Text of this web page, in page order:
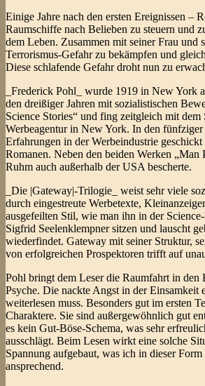
Einige Jahre nach den ersten Ereignissen –
Raumschiffe nach Belieben zu steuern und
dem Leben. Zusammen mit seiner Frau und
Terrorismus-Gefahr zu bekämpfen und
Diese schlafende Gefahr droht nun zu
_Frederick Pohl_ wurde 1919 in New York
den dreißiger Jahren mit sozialistischen
Science Stories“ und fing zeitgleich mit
Werbeagentur in New York. In den
Erfahrungen in der Werbeindustrie
Romanen. Neben den beiden Werken „Man
Ruhm auch außerhalb der USA bescherte.
_Die |Gateway|-Trilogie_ weist sehr viele
durch eingestreute Werbetexte,
ausgefeilten Stil, wie man ihn in der
Sigfrid Seelenklempner sitzen und lauscht
wiederfindet. Gateway mit seiner Struktur,
von erfolgreichen Prospektoren trifft auf
Pohl bringt dem Leser die Raumfahrt in den
Psyche. Die nackte Angst in der Einsamkeit
weiterlesen muss. Besonders gut im ersten
Charaktere. Sie sind außergewöhnlich gut
es kein Gut-Böse-Schema, was sehr
ausschlägt. Beim Lesen wirkt eine solche
Spannung aufgebaut, was ich in dieser
ansprechend.